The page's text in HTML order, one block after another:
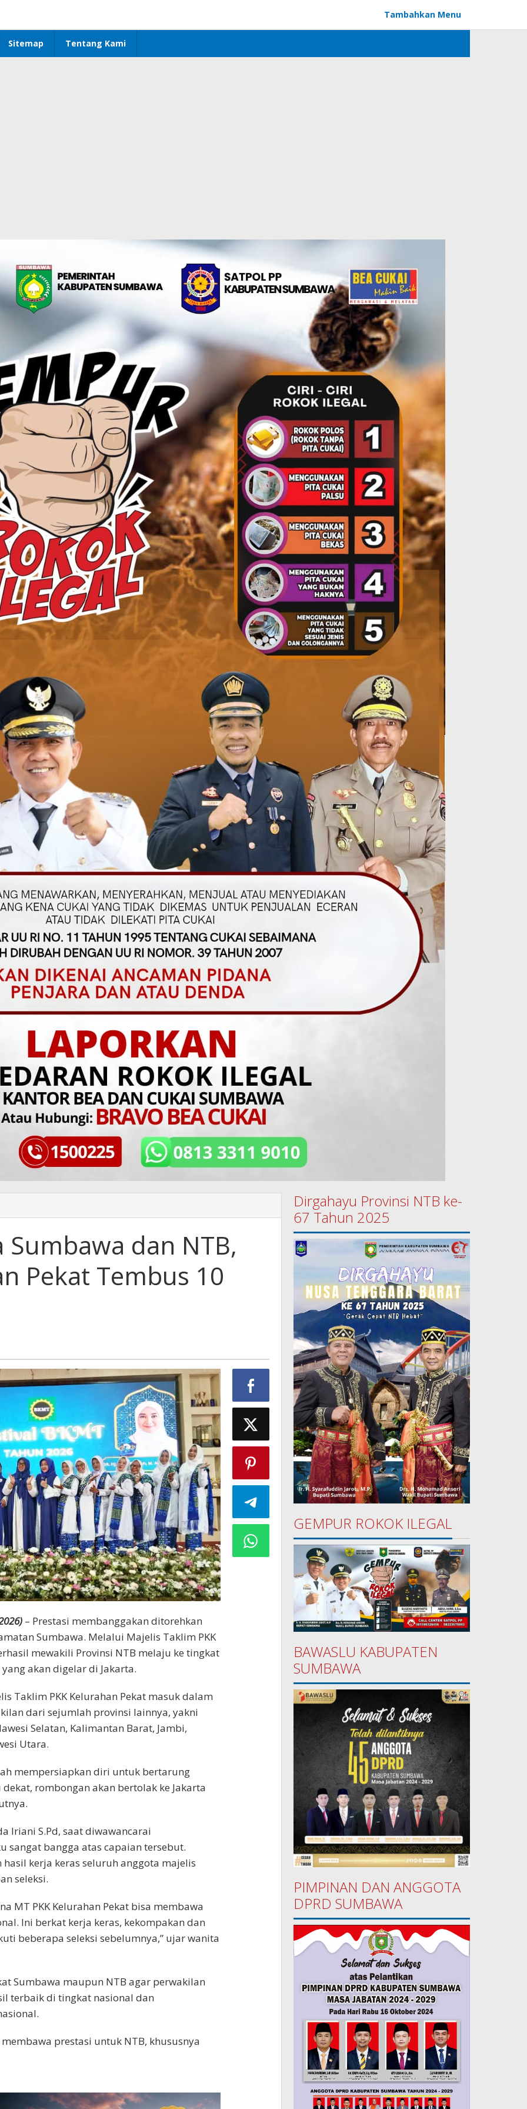
Tambahkan Menu
Sitemap Tentang Kami
dan NTB,
Pekat Tembus 10
– Prestasi membanggakan ditorehkan
Sumbawa. Melalui Majelis Taklim PKK
mewakili Provinsi NTB melaju ke tingkat
akan digelar di Jakarta.
Taklim PKK Kelurahan Pekat masuk dalam
dari sejumlah provinsi lainnya, yakni
Selatan, Kalimantan Barat, Jambi,
Utara.
mempersiapkan diri untuk bertarung
rombongan akan bertolak ke Jakarta
Iriani S.Pd, saat diwawancarai
sangat bangga atas capaian tersebut.
kerja keras seluruh anggota majelis
seleksi.
MT PKK Kelurahan Pekat bisa membawa
Ini berkat kerja keras, kekompakan dan
beberapa seleksi sebelumnya,” ujar wanita
Sumbawa maupun NTB agar perwakilan
terbaik di tingkat nasional dan
prestasi untuk NTB, khususnya
Dirgahayu Provinsi NTB ke-
67 Tahun 2025
GEMPUR ROKOK ILEGAL
BAWASLU KABUPATEN
SUMBAWA
PIMPINAN DAN ANGGOTA
DPRD SUMBAWA